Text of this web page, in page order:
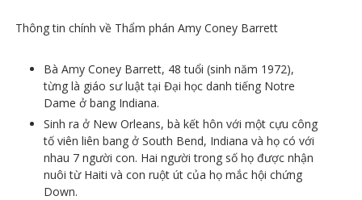
Thông tin chính về Thẩm phán Amy Coney Barrett
Bà Amy Coney Barrett, 48 tuổi (sinh năm 1972),
từng là giáo sư luật tại Đại học danh tiếng Notre
Dame ở bang Indiana.
Sinh ra ở New Orleans, bà kết hôn với một cựu công
tố viên liên bang ở South Bend, Indiana và họ có với
nhau 7 người con. Hai người trong số họ được nhận
nuôi từ Haiti và con ruột út của họ mắc hội chứng
Down.